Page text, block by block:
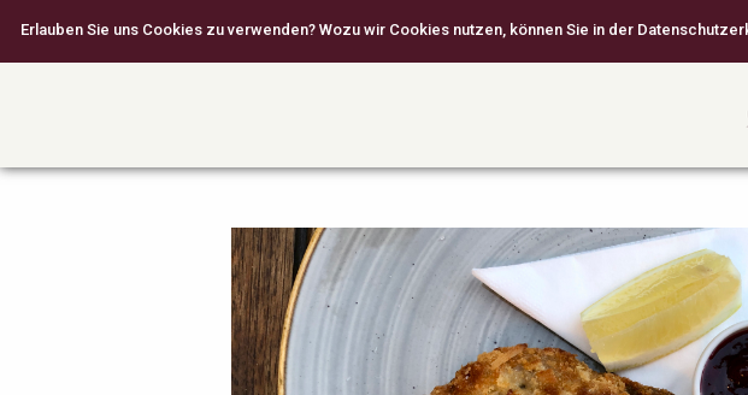
Erlauben Sie uns Cookies zu verwenden? Wozu wir Cookies nutzen, können Sie in der